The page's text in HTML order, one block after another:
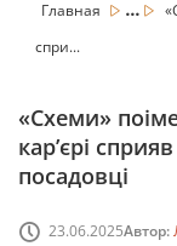
Главная ...
спри...
«Схеми»
кар’єрі
посадовці
23.06.2025Автор: